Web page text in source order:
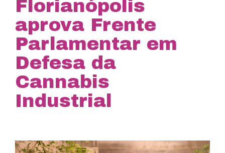
Florianópolis
aprova Frente
Parlamentar em
Defesa da
Cannabis
Industrial
View